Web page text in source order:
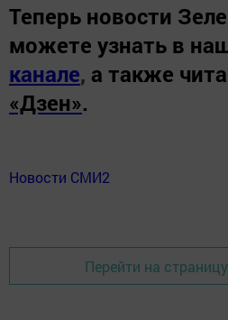
Теперь новости
можете узнать в
канале, а также
«Дзен».
Новости СМИ2
Перейти на